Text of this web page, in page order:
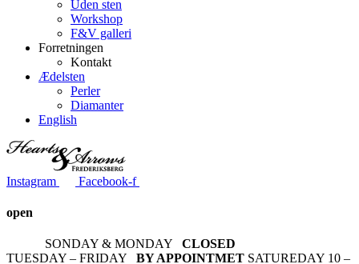
Uden sten
Workshop
F&V galleri
Forretningen
Kontakt
Ædelsten
Perler
Diamanter
English
Instagram Facebook-f
open
SONDAY & MONDAY CLOSED
TUESDAY – FRIDAY BY APPOINTMET SATUREDAY 10 –